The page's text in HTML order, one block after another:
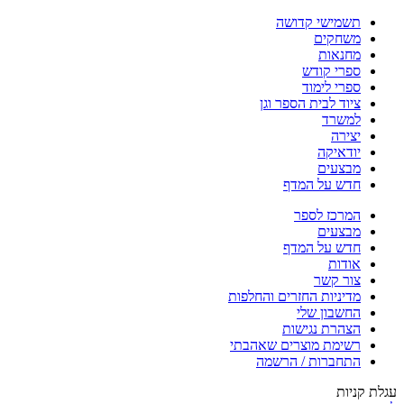
תשמישי קדושה
משחקים
מחנאות
ספרי קודש
ספרי לימוד
ציוד לבית הספר וגן
למשרד
יצירה
יודאיקה
מבצעים
חדש על המדף
המרכז לספר
מבצעים
חדש על המדף
אודות
צור קשר
מדיניות החזרים והחלפות
החשבון שלי
הצהרת נגישות
רשימת מוצרים שאהבתי
התחברות / הרשמה
עגלת קניות